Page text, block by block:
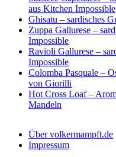
aus Kitchen Impossible
Ghisatu – sardisches
Zuppa Gallurese –
Impossible
Ravioli Gallurese –
Impossible
Colomba Pasquale –
von Giorilli
Hot Cross Loaf –
Mandeln
Über volkermampft.de
Impressum